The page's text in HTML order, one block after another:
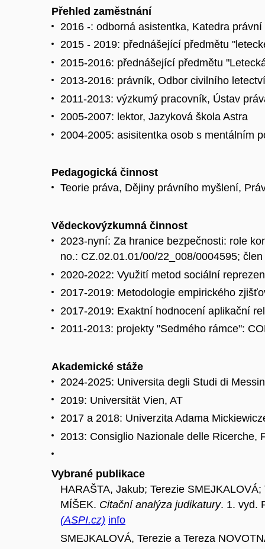
Přehled zaměstnání
2016 -: odborná asistentka, Katedra
2015 - 2019: přednášející předmětu
2015-2016: přednášející předmětu
2013-2016: právník, Odbor civilního
2011-2013: výzkumý pracovník, Ústav
2005-2007: lektor, Jazyková škola Astra
2004-2005: asisitentka osob s mentálním
Pedagogická činnost
Teorie práva, Dějiny právního myšlení,
Vědeckovýzkumná činnost
2023-nyní: Za hranice bezpečnosti: role
no.: CZ.02.01.01/00/22_008/0004595;
2020-2022: Využití metod sociální
2017-2019: Metodologie empirického
2017-2019: Exaktní hodnocení aplikační
2011-2013: projekty "Sedmého rámce":
Akademické stáže
2024-2025: Universita degli Studi di
2019: Universität Vien, AT
2017 a 2018: Univerzita Adama
2013: Consiglio Nazionale delle Ricerche,
Vybrané publikace
HARAŠTA, Jakub; Terezie
MÍŠEK. Citační analýza judikatury. 1. vyd.
(ASPI.cz) info
SMEJKALOVÁ, Terezie a Tereza